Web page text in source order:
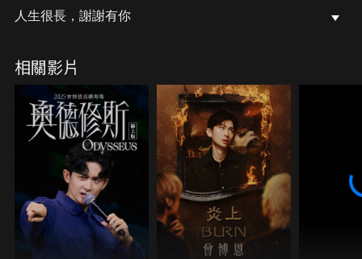
人生很長，謝謝有你
相關影片